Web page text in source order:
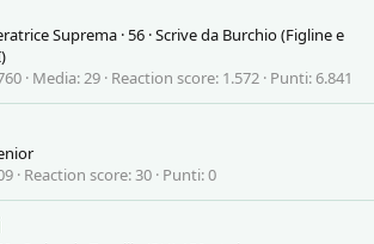
Suprema · 56 ·Scrive da Burchio (Figline e
Media 29 Reaction score 1.572 Punti 6.841
Reaction score 30 Punti 0